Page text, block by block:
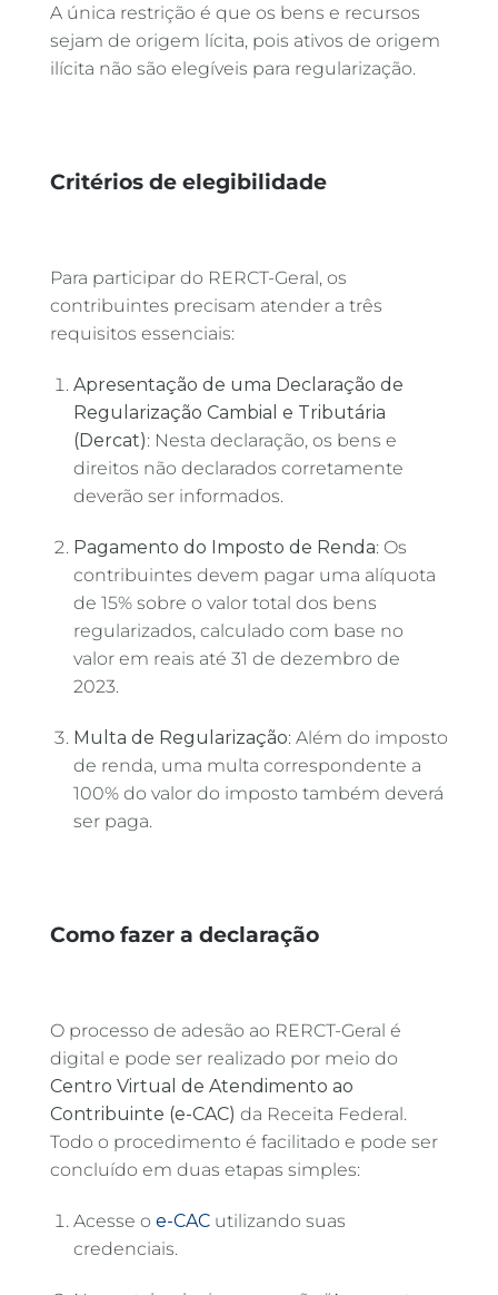
A única restrição é que os bens e recursos
sejam de origem lícita, pois ativos de origem
ilícita não são elegíveis para regularização.
Critérios de elegibilidade
Para participar do RERCT-Geral, os
contribuintes precisam atender a três
requisitos essenciais:
Apresentação de uma Declaração de
Regularização Cambial e Tributária
(Dercat): Nesta declaração, os bens e
direitos não declarados corretamente
deverão ser informados.
Pagamento do Imposto de Renda: Os
contribuintes devem pagar uma alíquota
de 15% sobre o valor total dos bens
regularizados, calculado com base no
valor em reais até 31 de dezembro de
2023.
Multa de Regularização: Além do imposto
de renda, uma multa correspondente a
100% do valor do imposto também deverá
ser paga.
Como fazer a declaração
O processo de adesão ao RERCT-Geral é
digital e pode ser realizado por meio do
Centro Virtual de Atendimento ao
Contribuinte (e-CAC) da Receita Federal.
Todo o procedimento é facilitado e pode ser
concluído em duas etapas simples:
Acesse o e-CACutilizando suas
credenciais.